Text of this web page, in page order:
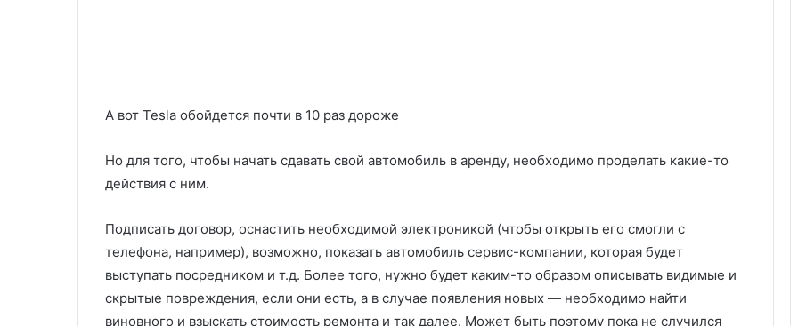
А вот Tesla обойдется почти в 10 раз дороже
Но для того, чтобы начать сдавать свой автомобиль в аренду, необходимо проделать какие-то
действия с ним.
Подписать договор, оснастить необходимой электроникой (чтобы открыть его смогли с
телефона, например), возможно, показать автомобиль сервис-компании, которая будет
выступать посредником и т.д. Более того, нужно будет каким-то образом описывать видимые и
скрытые повреждения, если они есть, а в случае появления новых — необходимо найти
виновного и взыскать стоимость ремонта и так далее. Может быть поэтому пока не случился